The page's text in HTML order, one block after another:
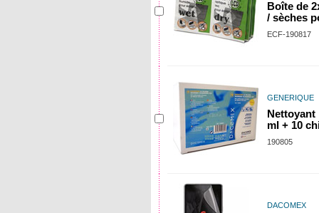
Boîte de
/ sèches
ECF-190817
GENERIQUE
Nettoyant
ml + 10
190805
DACOMEX